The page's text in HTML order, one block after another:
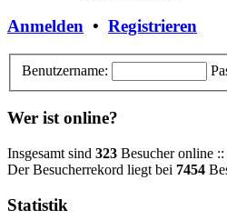
Anmelden • Registrieren
Benutzername:
Wer ist online?
Insgesamt sind 323 Besucher online
Der Besucherrekord liegt bei 7454
Statistik